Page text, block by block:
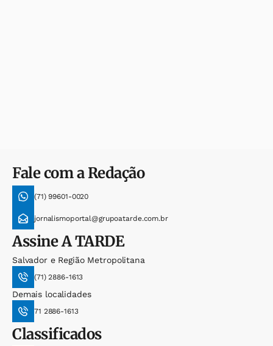
Fale com a Redação
(71) 99601-0020
jornalismoportal@grupoatarde.com.br
AssineA TARDE
Salvador e Região Metropolitana
(71) 2886-1613
Demais localidades
71 2886-1613
Classificados